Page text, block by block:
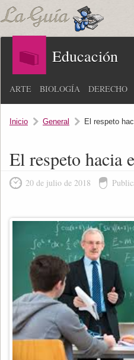
Educación
ARTE BIOLOGÍA DERECHO
Inicio General El respeto
El respeto hacia
20 de julio de 2018